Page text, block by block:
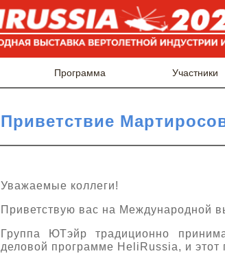
Программа Участники
Приветствие
Уважаемые коллеги!
Приветствую вас на Международной
Группа ЮТэйр традиционно
деловой программе HeliRussia, и этот